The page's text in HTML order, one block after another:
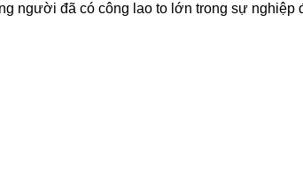
người đã có công lao to lớn trong sự nghiệp